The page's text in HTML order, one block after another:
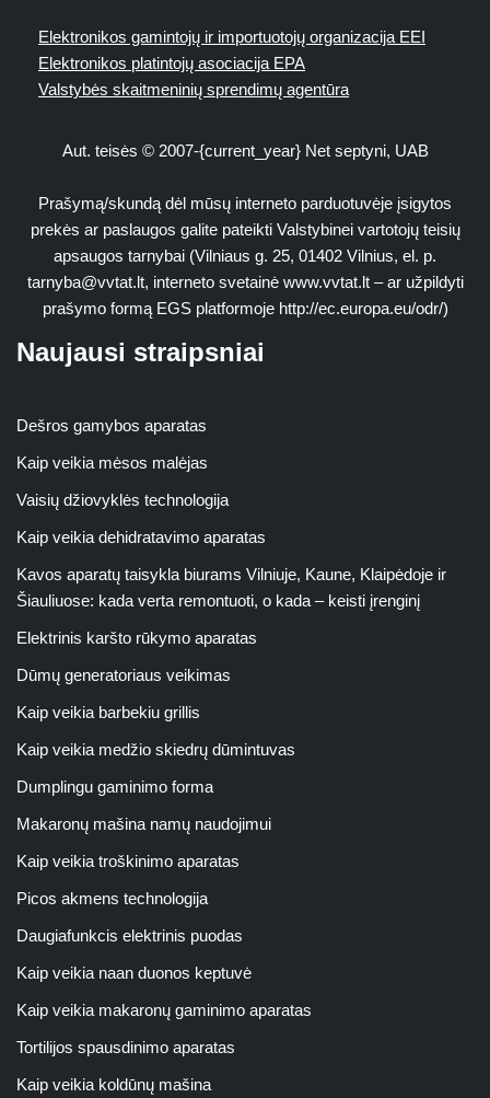
Elektronikos gamintojų ir importuotojų organizacija EEI
Elektronikos platintojų asociacija EPA
Valstybės skaitmeninių sprendimų agentūra
Aut. teisės © 2007-{current_year} Net septyni, UAB
Prašymą/skundą dėl mūsų interneto parduotuvėje įsigytos
prekės ar paslaugos galite pateikti Valstybinei vartotojų teisių
apsaugos tarnybai (Vilniaus g. 25, 01402 Vilnius, el. p.
tarnyba@vvtat.lt, interneto svetainė www.vvtat.lt – ar užpildyti
prašymo formą EGS platformoje http://ec.europa.eu/odr/)
Naujausi straipsniai
Dešros gamybos aparatas
Kaip veikia mėsos malėjas
Vaisių džiovyklės technologija
Kaip veikia dehidratavimo aparatas
Kavos aparatų taisykla biurams Vilniuje, Kaune, Klaipėdoje ir
Šiauliuose: kada verta remontuoti, o kada – keisti įrenginį
Elektrinis karšto rūkymo aparatas
Dūmų generatoriaus veikimas
Kaip veikia barbekiu grillis
Kaip veikia medžio skiedrų dūmintuvas
Dumplingu gaminimo forma
Makaronų mašina namų naudojimui
Kaip veikia troškinimo aparatas
Picos akmens technologija
Daugiafunkcis elektrinis puodas
Kaip veikia naan duonos keptuvė
Kaip veikia makaronų gaminimo aparatas
Tortilijos spausdinimo aparatas
Kaip veikia koldūnų mašina